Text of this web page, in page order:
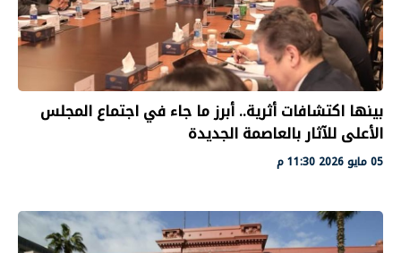
بينها اكتشافات أثرية.. أبرز ما جاء في اجتماع المجلس
الأعلى للآثار بالعاصمة الجديدة
05 مايو 2026 11:30 م